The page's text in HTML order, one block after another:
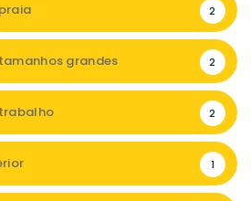
2
grandes 2
2
1